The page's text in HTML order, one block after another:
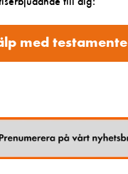
med testamente